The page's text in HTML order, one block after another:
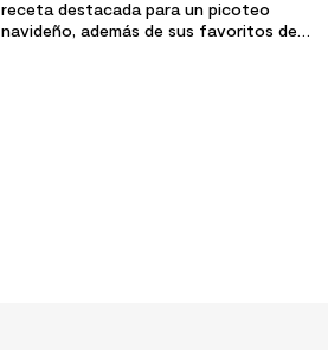
receta destacada para un picoteo
navideño, además de sus favoritos de